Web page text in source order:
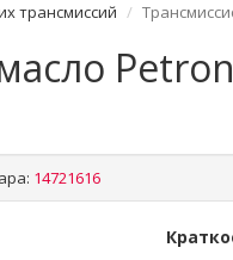
трансмиссий
14721616